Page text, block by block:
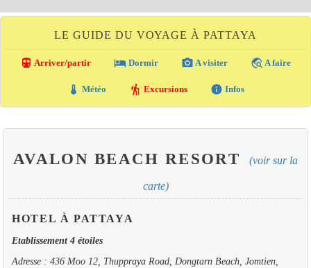
LE GUIDE DU VOYAGE À PATTAYA
directions_transit Arriver/partir local_hotel Dormir photo_camera A visiter travel_explore A faire
thermostat Météo hiking Excursions info Infos
AVALON BEACH RESORT (voir sur la
carte)
HOTEL À PATTAYA
Etablissement 4 étoiles
Adresse : 436 Moo 12, Thuppraya Road, Dongtarn Beach, Jomtien,